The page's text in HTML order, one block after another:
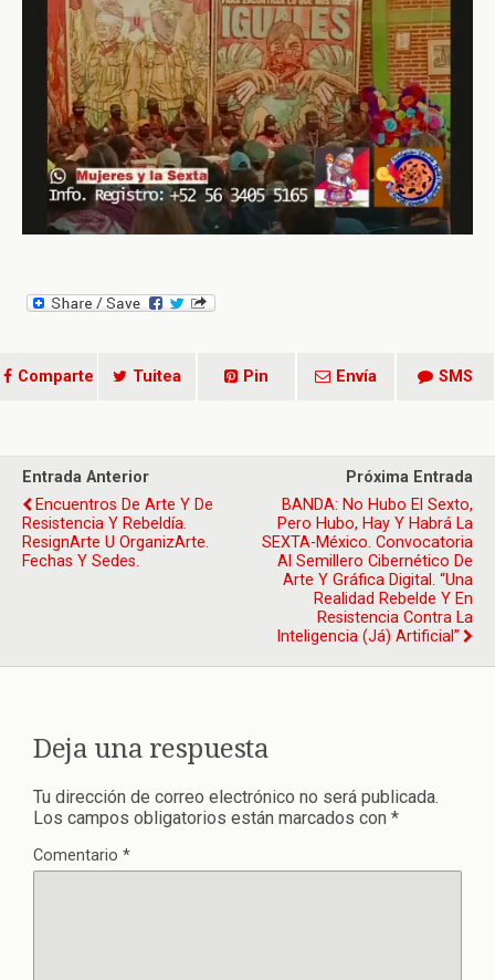
Comparte Tuitea Pin Envía SMS
Entrada Anterior
Encuentros De Arte Y De
Resistencia Y Rebeldía.
ResignArte U OrganizArte.
Fechas Y Sedes.
Próxima Entrada
BANDA: No Hubo El Sexto,
Pero Hubo, Hay Y Habrá La
SEXTA-México. Convocatoria
Al Semillero Cibernético De
Arte Y Gráfica Digital. “Una
Realidad Rebelde Y En
Resistencia Contra La
Inteligencia (já) Artificial”
Deja una respuesta
Tu dirección de correo electrónico no será publicada.
Los campos obligatorios están marcados con *
Comentario *